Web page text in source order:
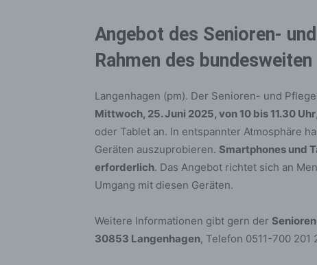
Angebot des Senioren-
Rahmen des
Langenhagen (pm). Der Senioren- und
Mittwoch, 25. Juni 2025, von 10 bis 11.30 Uhr
oder Tablet an. In entspannter Atmosphäre
Geräten auszuprobieren. Smartphones und
erforderlich. Das Angebot richtet sich an
Umgang mit diesen Geräten.
Weitere Informationen gibt gern der
30853 Langenhagen, Telefon 0511-700